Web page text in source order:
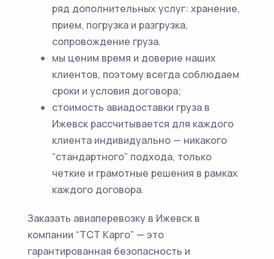
ряд дополнительных услуг: хранение,
прием, погрузка и разгрузка,
сопровождение груза.
мы ценим время и доверие наших
клиентов, поэтому всегда соблюдаем
сроки и условия договора;
стоимость авиадоставки груза в
Ижевск рассчитывается для каждого
клиента индивидуально — никакого
“стандартного” подхода, только
четкие и грамотные решения в рамках
каждого договора.
Заказать авиаперевозку в Ижевск в
компании “ТСТ Карго” — это
гарантированная безопасность и